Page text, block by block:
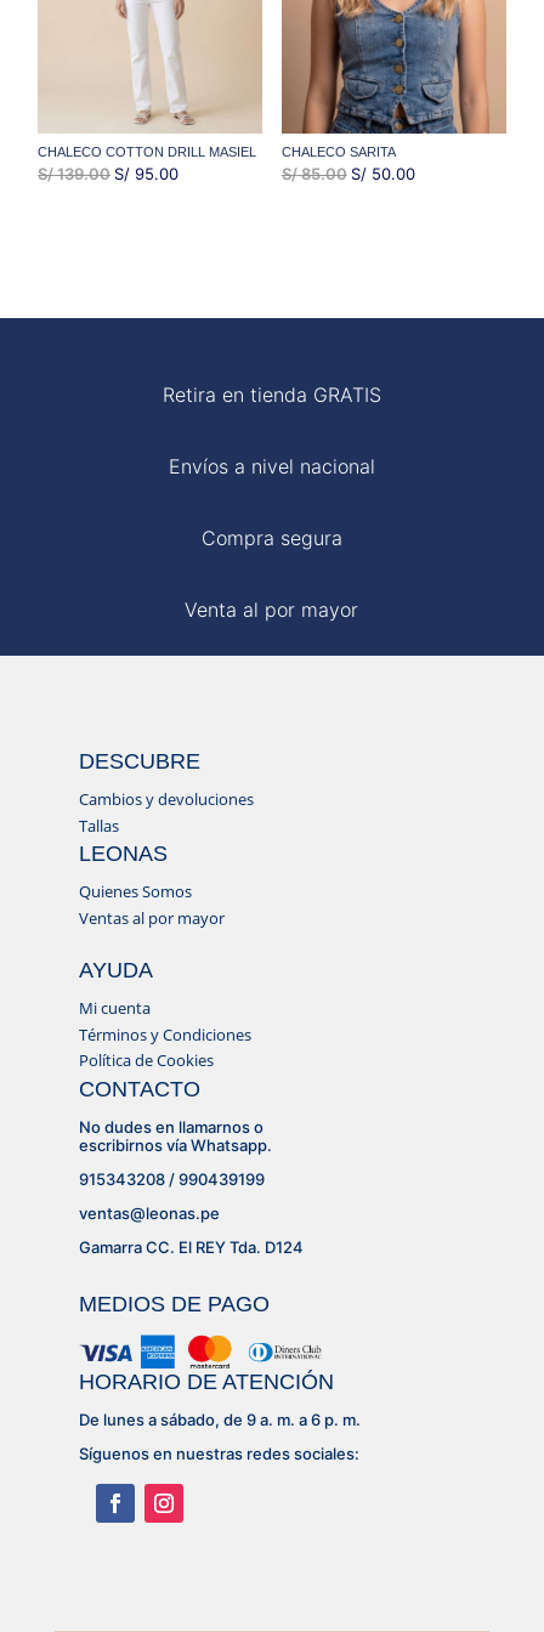
CHALECO COTTON DRILL MASIEL
S/139.00 EL
S/ 95.00EL
CHALECO SARITA
S/85.00 EL
S/50.00EL
Retira en tienda GRATIS
Envíos a nivel nacional
Compra segura
Venta al por mayor
DESCUBRE
Cambios y devoluciones
Tallas
LEONAS
Quienes Somos
Ventas al por mayor
AYUDA
Mi cuenta
Términos y Condiciones
Política de Cookies
CONTACTO
No dudes en llamarnos o
escribirnos vía Whatsapp.
915343208 / 990439199
ventas@leonas.pe
Gamarra CC. El REY Tda. D124
MEDIOS DE PAGO
HORARIO DE ATENCIÓN
De lunes a sábado, de 9 a. m. a 6 p. m.
Síguenos en nuestras redes sociales: